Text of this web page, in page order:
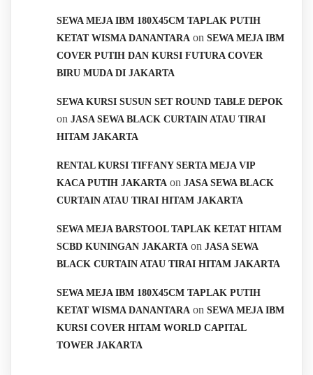
SEWA MEJA IBM 180X45CM TAPLAK PUTIH
KETAT WISMA DANANTARA on SEWA MEJA IBM
COVER PUTIH DAN KURSI FUTURA COVER
BIRU MUDA DI JAKARTA
SEWA KURSI SUSUN SET ROUND TABLE DEPOK
on JASA SEWA BLACK CURTAIN ATAU TIRAI
HITAM JAKARTA
RENTAL KURSI TIFFANY SERTA MEJA VIP
KACA PUTIH JAKARTA on JASA SEWA BLACK
CURTAIN ATAU TIRAI HITAM JAKARTA
SEWA MEJA BARSTOOL TAPLAK KETAT HITAM
SCBD KUNINGAN JAKARTA on JASA SEWA
BLACK CURTAIN ATAU TIRAI HITAM JAKARTA
SEWA MEJA IBM 180X45CM TAPLAK PUTIH
KETAT WISMA DANANTARA on SEWA MEJA IBM
KURSI COVER HITAM WORLD CAPITAL
TOWER JAKARTA